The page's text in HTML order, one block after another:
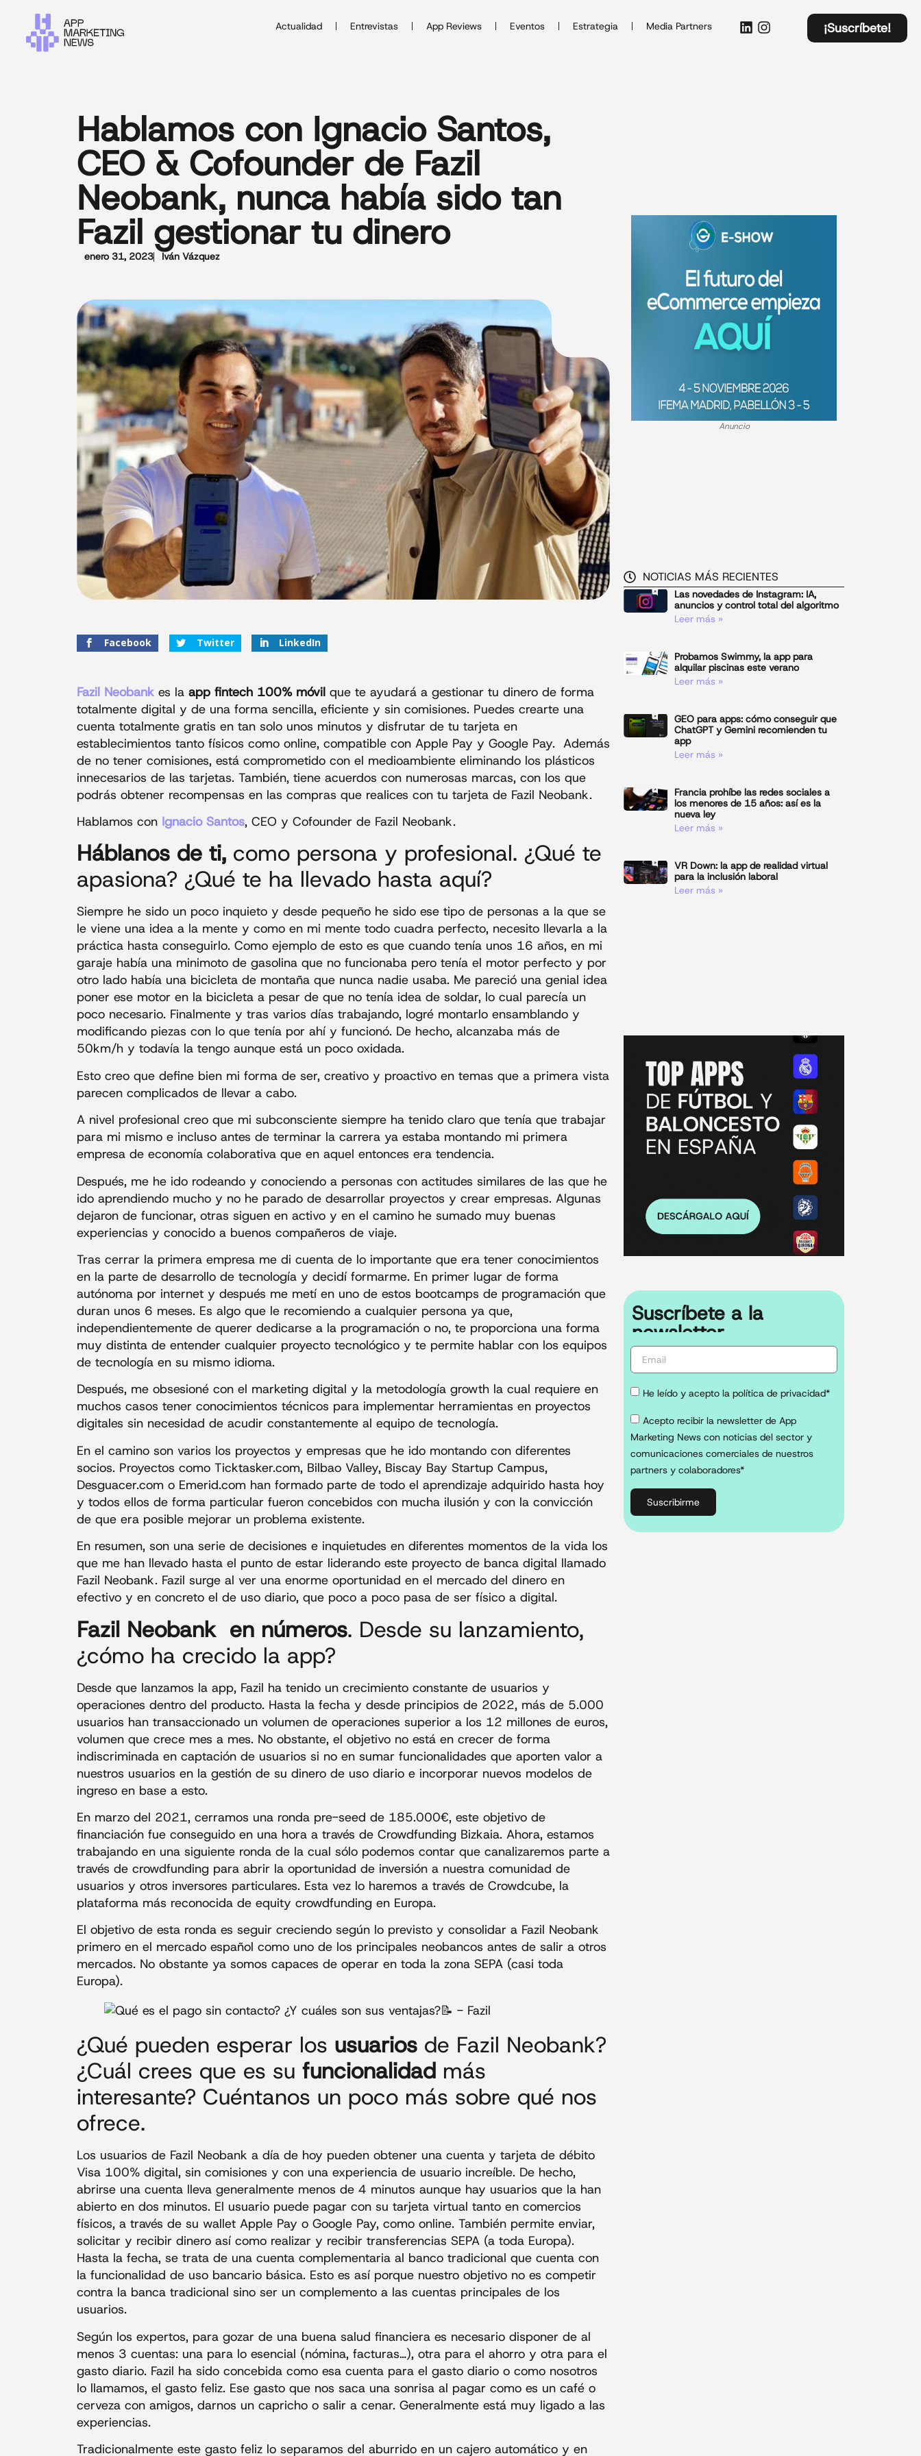
Actualidad Entrevistas App Reviews Eventos Estrategia Media Partners ¡Suscríbete!
Hablamos con Ignacio Santos,
CEO & Cofounder de Fazil
Neobank, nunca había sido tan
Fazil gestionar tu dinero
enero 31, 2023 Iván Vázquez
Facebook Twitter LinkedIn
Fazil Neobank es la app fintech 100% móvil que te ayudará a gestionar tu dinero de forma
totalmente digital y de una forma sencilla, eficiente y sin comisiones. Puedes crearte una
cuenta totalmente gratis en tan solo unos minutos y disfrutar de tu tarjeta en
establecimientos tanto físicos como online, compatible con Apple Pay y Google Pay. Además
de no tener comisiones, está comprometido con el medioambiente eliminando los plásticos
innecesarios de las tarjetas. También, tiene acuerdos con numerosas marcas, con los que
podrás obtener recompensas en las compras que realices con tu tarjeta de Fazil Neobank.
Hablamos con Ignacio Santos, CEO y Cofounder de Fazil Neobank.
Háblanos de ti, como persona y profesional. ¿Qué te
apasiona? ¿Qué te ha llevado hasta aquí?
Siempre he sido un poco inquieto y desde pequeño he sido ese tipo de personas a la que se
le viene una idea a la mente y como en mi mente todo cuadra perfecto, necesito llevarla a la
práctica hasta conseguirlo. Como ejemplo de esto es que cuando tenía unos 16 años, en mi
garaje había una minimoto de gasolina que no funcionaba pero tenía el motor perfecto y por
otro lado había una bicicleta de montaña que nunca nadie usaba. Me pareció una genial idea
poner ese motor en la bicicleta a pesar de que no tenía idea de soldar, lo cual parecía un
poco necesario. Finalmente y tras varios días trabajando, logré montarlo ensamblando y
modificando piezas con lo que tenía por ahí y funcionó. De hecho, alcanzaba más de
50km/h y todavía la tengo aunque está un poco oxidada.
Esto creo que define bien mi forma de ser, creativo y proactivo en temas que a primera vista
parecen complicados de llevar a cabo.
A nivel profesional creo que mi subconsciente siempre ha tenido claro que tenía que trabajar
para mi mismo e incluso antes de terminar la carrera ya estaba montando mi primera
empresa de economía colaborativa que en aquel entonces era tendencia.
Después, me he ido rodeando y conociendo a personas con actitudes similares de las que he
ido aprendiendo mucho y no he parado de desarrollar proyectos y crear empresas. Algunas
dejaron de funcionar, otras siguen en activo y en el camino he sumado muy buenas
experiencias y conocido a buenos compañeros de viaje.
Tras cerrar la primera empresa me di cuenta de lo importante que era tener conocimientos
en la parte de desarrollo de tecnología y decidí formarme. En primer lugar de forma
autónoma por internet y después me metí en uno de estos bootcamps de programación que
duran unos 6 meses. Es algo que le recomiendo a cualquier persona ya que,
independientemente de querer dedicarse a la programación o no, te proporciona una forma
muy distinta de entender cualquier proyecto tecnológico y te permite hablar con los equipos
de tecnología en su mismo idioma.
Después, me obsesioné con el marketing digital y la metodología growth la cual requiere en
muchos casos tener conocimientos técnicos para implementar herramientas en proyectos
digitales sin necesidad de acudir constantemente al equipo de tecnología.
En el camino son varios los proyectos y empresas que he ido montando con diferentes
socios. Proyectos como Ticktasker.com, Bilbao Valley, Biscay Bay Startup Campus,
Desguacer.com o Emerid.com han formado parte de todo el aprendizaje adquirido hasta hoy
y todos ellos de forma particular fueron concebidos con mucha ilusión y con la convicción
de que era posible mejorar un problema existente.
En resumen, son una serie de decisiones e inquietudes en diferentes momentos de la vida los
que me han llevado hasta el punto de estar liderando este proyecto de banca digital llamado
Fazil Neobank. Fazil surge al ver una enorme oportunidad en el mercado del dinero en
efectivo y en concreto el de uso diario, que poco a poco pasa de ser físico a digital.
Fazil Neobank en números. Desde su lanzamiento,
¿cómo ha crecido la app?
Desde que lanzamos la app, Fazil ha tenido un crecimiento constante de usuarios y
operaciones dentro del producto. Hasta la fecha y desde principios de 2022, más de 5.000
usuarios han transaccionado un volumen de operaciones superior a los 12 millones de euros,
volumen que crece mes a mes. No obstante, el objetivo no está en crecer de forma
indiscriminada en captación de usuarios si no en sumar funcionalidades que aporten valor a
nuestros usuarios en la gestión de su dinero de uso diario e incorporar nuevos modelos de
ingreso en base a esto.
En marzo del 2021, cerramos una ronda pre-seed de 185.000€, este objetivo de
financiación fue conseguido en una hora a través de Crowdfunding Bizkaia. Ahora, estamos
trabajando en una siguiente ronda de la cual sólo podemos contar que canalizaremos parte a
través de crowdfunding para abrir la oportunidad de inversión a nuestra comunidad de
usuarios y otros inversores particulares. Esta vez lo haremos a través de Crowdcube, la
plataforma más reconocida de equity crowdfunding en Europa.
El objetivo de esta ronda es seguir creciendo según lo previsto y consolidar a Fazil Neobank
primero en el mercado español como uno de los principales neobancos antes de salir a otros
mercados. No obstante ya somos capaces de operar en toda la zona SEPA (casi toda
Europa).
¿Qué pueden esperar los usuarios de Fazil Neobank?
¿Cuál crees que es su funcionalidad más
interesante? Cuéntanos un poco más sobre qué nos
ofrece.
Los usuarios de Fazil Neobank a día de hoy pueden obtener una cuenta y tarjeta de débito
Visa 100% digital, sin comisiones y con una experiencia de usuario increíble. De hecho,
abrirse una cuenta lleva generalmente menos de 4 minutos aunque hay usuarios que la han
abierto en dos minutos. El usuario puede pagar con su tarjeta virtual tanto en comercios
físicos, a través de su wallet Apple Pay o Google Pay, como online. También permite enviar,
solicitar y recibir dinero así como realizar y recibir transferencias SEPA (a toda Europa).
Hasta la fecha, se trata de una cuenta complementaria al banco tradicional que cuenta con
la funcionalidad de uso bancario básica. Esto es así porque nuestro objetivo no es competir
contra la banca tradicional sino ser un complemento a las cuentas principales de los
usuarios.
Según los expertos, para gozar de una buena salud financiera es necesario disponer de al
menos 3 cuentas: una para lo esencial (nómina, facturas…), otra para el ahorro y otra para el
gasto diario. Fazil ha sido concebida como esa cuenta para el gasto diario o como nosotros
lo llamamos, el gasto feliz. Ese gasto que nos saca una sonrisa al pagar como es un café o
cerveza con amigos, darnos un capricho o salir a cenar. Generalmente está muy ligado a las
experiencias.
Tradicionalmente este gasto feliz lo separamos del aburrido en un cajero automático y en
Anuncio
NOTICIAS MÁS RECIENTES
Las novedades de Instagram: IA,
anuncios y control total del algoritmo
Leer más »
Probamos Swimmy, la app para
alquilar piscinas este verano
Leer más »
GEO para apps: cómo conseguir que
ChatGPT y Gemini recomienden tu
app
Leer más »
Francia prohíbe las redes sociales a
los menores de 15 años: así es la
nueva ley
Leer más »
VR Down: la app de realidad virtual
para la inclusión laboral
Leer más »
Suscríbete a la
newsletter
He leído y acepto la política de privacidad*
Acepto recibir la newsletter de App
Marketing News con noticias del sector y
comunicaciones comerciales de nuestros
partners y colaboradores*
Suscribirme